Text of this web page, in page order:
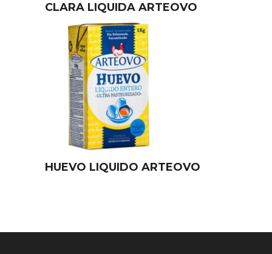
CLARA LIQUIDA ARTEOVO
HUEVO LIQUIDO ARTEOVO